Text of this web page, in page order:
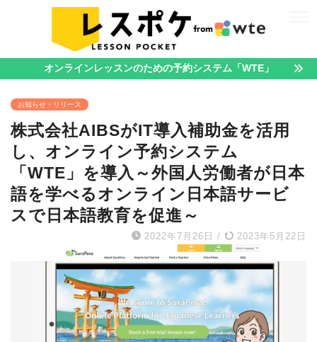
オンラインレッスンのための予約システム「WTE」
お知らせ・リリース
株式会社AIBSがIT導入補助金を活用
し、オンライン予約システム
「WTE」を導入～外国人労働者が日本
語を学べるオンライン日本語サービ
スで日本語教育を促進～
2022年7月26日 / 2023年5月22日